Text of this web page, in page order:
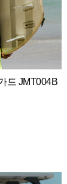
드 JMT004B